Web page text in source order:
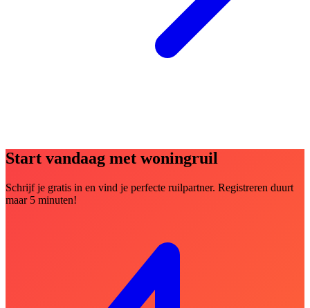
Start vandaag met woningruil
Schrijf je gratis in en vind je perfecte ruilpartner. Registreren duurt
maar 5 minuten!